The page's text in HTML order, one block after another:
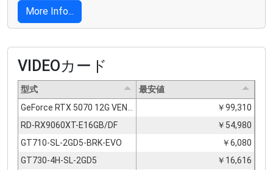
More Info...
VIDEOカード
型式
最安値
￥99,310
RD-RX9060XT-E16GB/DF
￥54,980
GT710-SL-2GD5-BRK-EVO
￥6,080
GT730-4H-SL-2GD5
￥16,616